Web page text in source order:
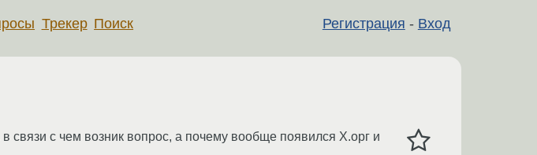
Регистрация - Вход
Трекер Поиск
с чем возник вопрос, а почему вообще появился Х.орг и